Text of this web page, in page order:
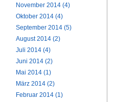
November 2014 (4)
Oktober 2014 (4)
September 2014 (5)
August 2014 (2)
Juli 2014 (4)
Juni 2014 (2)
Mai 2014 (1)
März 2014 (2)
Februar 2014 (1)